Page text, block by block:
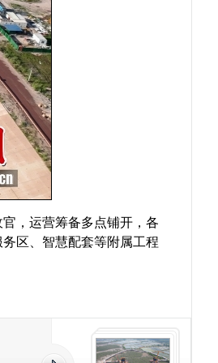
，运营筹备多点铺开，各
区、智慧配套等附属工程